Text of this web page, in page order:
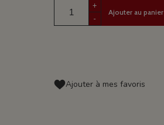
+
-
Ajouter au panier
Ajouter à mes favoris